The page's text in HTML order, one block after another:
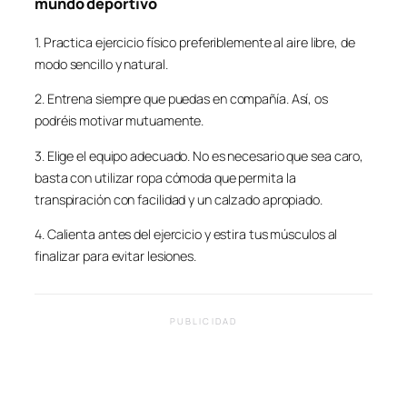
1. Practica ejercicio físico preferiblemente al aire libre, de
modo sencillo y natural.
2. Entrena siempre que puedas en compañía. Así, os
podréis motivar mutuamente.
3. Elige el equipo adecuado. No es necesario que sea caro,
basta con utilizar ropa cómoda que permita la
transpiración con facilidad y un calzado apropiado.
4. Calienta antes del ejercicio y estira tus músculos al
finalizar para evitar lesiones.
PUBLICIDAD